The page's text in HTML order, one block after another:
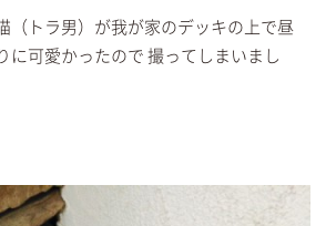
（トラ男）が我が家のデッキの上で昼
に可愛かったので 撮ってしまいまし